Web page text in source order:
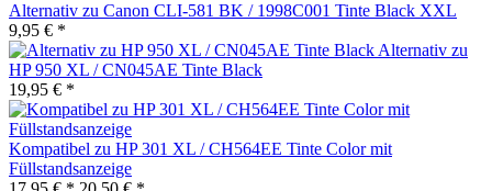
Alternativ zu Canon CLI-581 BK / 1998C001 Tinte Black XXL
9,95 € *
Alternativ zu
HP 950 XL / CN045AE Tinte Black
19,95 € *
Kompatibel zu HP 301 XL / CH564EE Tinte Color mit
Füllstandsanzeige